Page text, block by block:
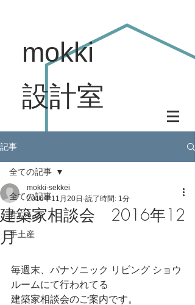
mokki
設計室
記事
全ての記事
甘いもの
手土産
全ての記事
建築家相談会 2016年12
月
mokki-sekkei
2016年11月20日 読了時間: 1分
毎週末、パナソニック リビング ショウ
ルームにて行われてる
建築家相談会のご案内です。